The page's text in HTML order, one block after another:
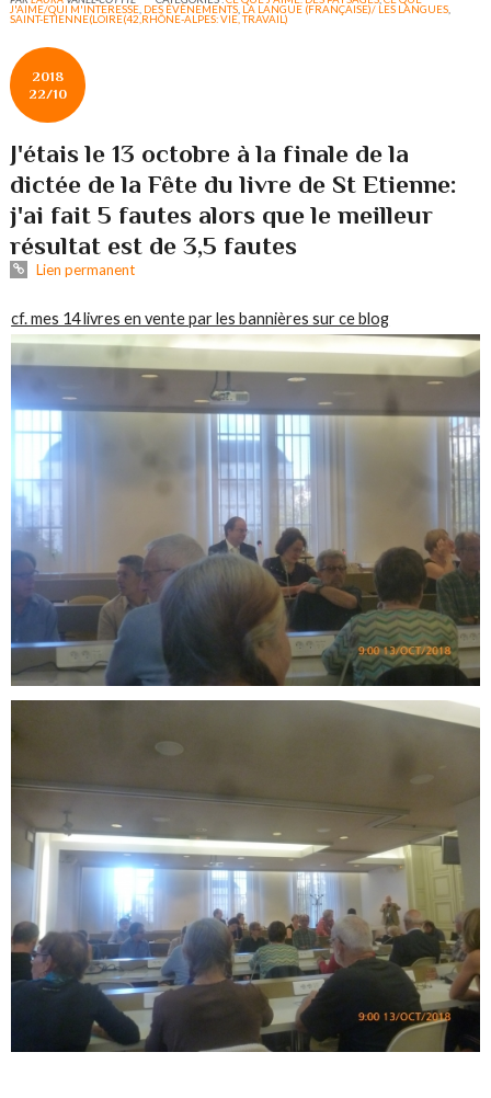
J'AIME/QUI M'INTERESSE DES ÉVÈNEMENTS LA LANGUE (FRANÇAISE)/ LES LANGUES
SAINT-ETIENNE(LOIRE(42,RHÔNE-ALPES: VIE, TRAVAIL)
2018
22/10
J'étais le 13 octobre à la finale de la
dictée de la Fête du livre de St Etienne:
j'ai fait 5 fautes alors que le meilleur
résultat est de 3,5 fautes
Lien permanent
cf. mes 14 livres en vente par les bannières sur ce blog